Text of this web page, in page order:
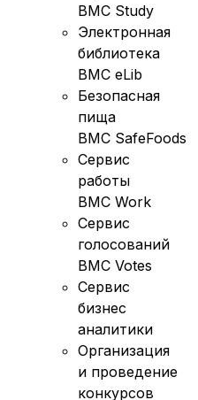
BMC Study
Электронная
библиотека
BMC eLib
Безопасная
пища
BMC SafeFoods
Сервис
работы
BMC Work
Сервис
голосований
BMC Votes
Сервис
бизнес
аналитики
Организация
и проведение
конкурсов